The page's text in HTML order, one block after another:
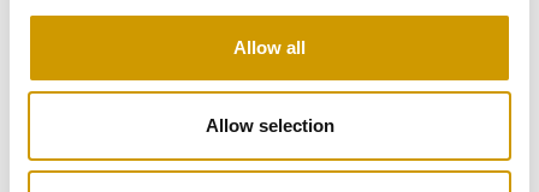
Allow all
Allow selection
PREMIUM®PROX